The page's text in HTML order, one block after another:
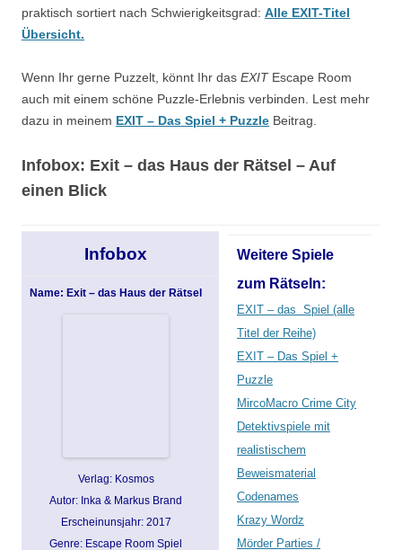
praktisch sortiert nach Schwierigkeitsgrad: Alle EXIT-Titel
Übersicht.
Wenn Ihr gerne Puzzelt, könnt Ihr das EXITEscape Room
auch mit einem schöne Puzzle-Erlebnis verbinden. Lest mehr
dazu in meinem EXIT – Das Spiel + Puzzle Beitrag.
Infobox: Exit – das Haus der Rätsel – Auf
einen Blick
Infobox
Name: Exit – das Haus der Rätsel
Verlag: Kosmos
Autor: Inka & Markus Brand
Erscheinunsjahr: 2017
Genre: Escape Room Spiel
Weitere Spiele
zum Rätseln:
EXIT – das Spiel (alle
Titel der Reihe)
EXIT – Das Spiel +
Puzzle
MircoMacro Crime City
Detektivspiele mit
realistischem
Beweismaterial
Codenames
Krazy Wordz
Mörder Parties /